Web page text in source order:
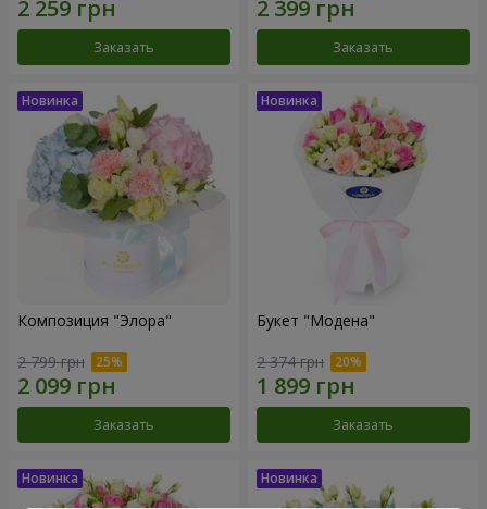
Заказать Заказать
Композиция "Элора"
2 799 грн
Заказать
Букет "Модена"
2 374 грн
Заказать